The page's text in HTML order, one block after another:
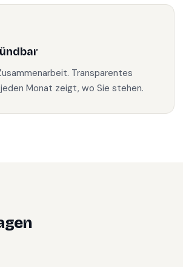
Transparentes
Monat zeigt, wo Sie stehen.